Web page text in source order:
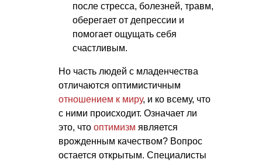
после стресса, болезней, травм,
оберегает от депрессии и
помогает ощущать себя
счастливым.
Но часть людей с младенчества
отличаются оптимистичным
отношением к миру, и ко всему, что
с ними происходит. Означает ли
это, что оптимизм является
врожденным качеством? Вопрос
остается открытым. Специалисты